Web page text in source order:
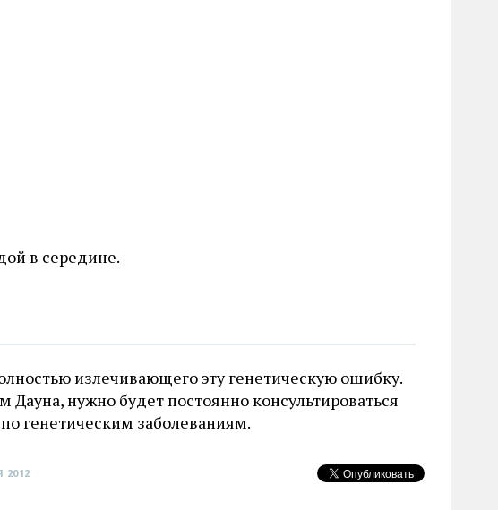
в середине.
излечивающего эту генетическую ошибку.
нужно будет постоянно консультироваться
генетическим заболеваниям.
2012